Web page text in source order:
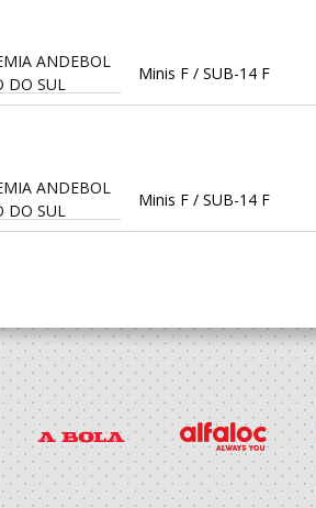
ANDEBOL
DO SUL
Minis F / SUB-14 F
ANDEBOL
DO SUL
Minis F / SUB-14 F
DO SUL
Minis F
ANDEBOL
DO SUL
Minis F